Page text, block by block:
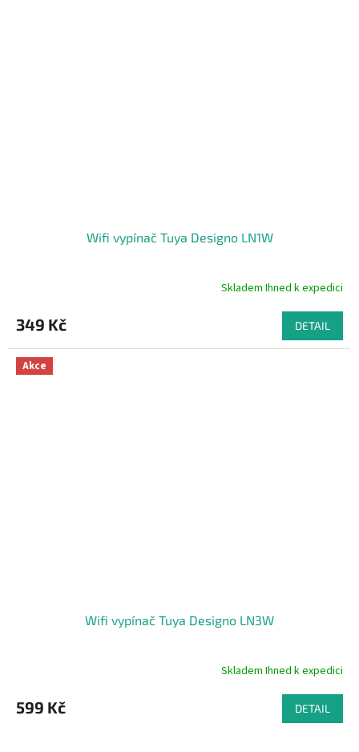
Wifi vypínač Tuya Designo LN1W
produktu
je
5,0
Skladem Ihned k expedici
349 Kč DETAIL
Akce
Wifi vypínač Tuya Designo LN3W
produktu
je
Skladem Ihned k expedici
599 Kč DETAIL